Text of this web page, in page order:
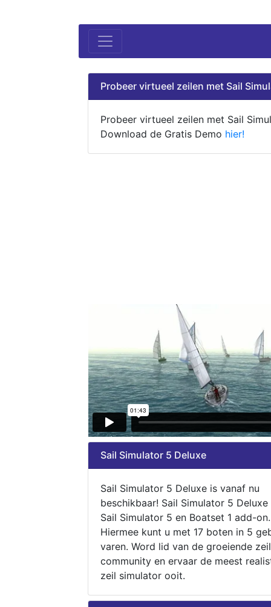
Probeer virtueel zeilen met Sail
Probeer virtueel zeilen met Sail
Download de Gratis Demo hier!
Sail Simulator 5 Deluxe
Sail Simulator 5 Deluxe is vanaf nu
beschikbaar! Sail Simulator 5
Sail Simulator 5 en Boatset 1 add-on.
Hiermee kunt u met 17 boten in 5
varen. Word lid van de groeiende zeil
community en ervaar de meest
zeil simulator ooit.